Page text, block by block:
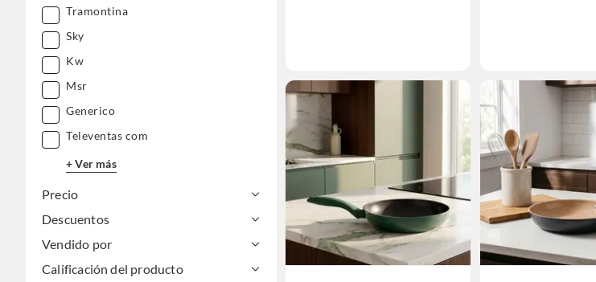
Tramontina
Sky
Kw
Msr
Generico
Televentas com
+ Ver más
Precio
Descuentos
Vendido por
Calificación del producto